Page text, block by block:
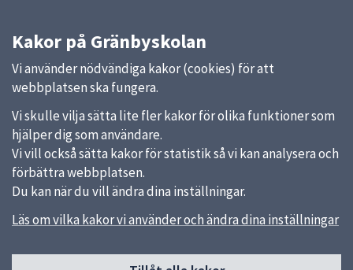
Kakor på Gränbyskolan
Vi använder nödvändiga kakor (cookies) för att
webbplatsen ska fungera.
Vi skulle vilja sätta lite fler kakor för olika funktioner som
hjälper dig som användare.
Vi vill också sätta kakor för statistik så vi kan analysera och
förbättra webbplatsen.
Du kan när du vill ändra dina inställningar.
Läs om vilka kakor vi använder och ändra dina inställningar